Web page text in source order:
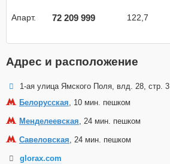
Апарт. 72 209 999 122,7
Адрес и расположение
1-ая улица Ямского Поля, влд. 28, стр. 3
Белорусская, 10 мин. пешком
Менделеевская, 24 мин. пешком
Савеловская, 24 мин. пешком
glorax.com